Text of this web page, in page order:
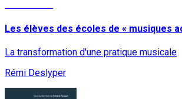
Les élèves des écoles de « musiques
La transformation d'une pratique musicale
Rémi Deslyper